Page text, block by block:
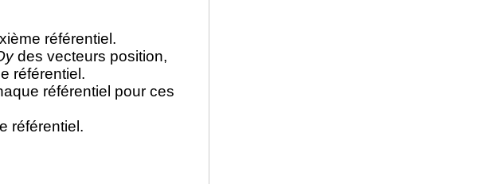
référentiel.
des vecteurs position,
référentiel.
référentiel pour ces
référentiel.